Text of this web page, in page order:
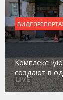
создают в